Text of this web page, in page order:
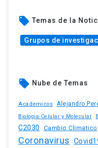
local_offer Temas de la
Grupos de
local_offer Nube de Temas
Academicos Alejandro
Biologia Celular y Molecular
C2030 Cambio Climatico
Coronavirus